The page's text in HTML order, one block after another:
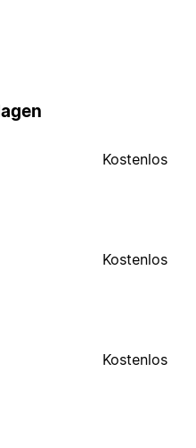
Kostenlos
Kostenlos
Kostenlos